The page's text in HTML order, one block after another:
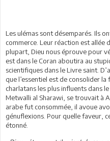
Les ulémas sont désemparés. Ils
commerce. Leur réaction est allée
plupart, Dieu nous éprouve pour
est dans le Coran aboutira au
scientifiques dans le Livre saint.
que l’essentiel est de consolider la
charlatans les plus influents dans
Metwalli al Sharawi, se trouvait à
arabe fut consommée, il avoue
génuflexions. Pour quelle faveur,
étonné.